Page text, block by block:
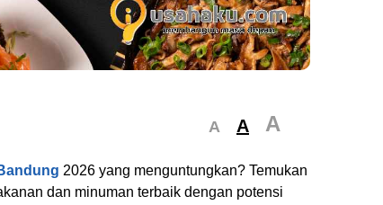
A A A
2026 yang menguntungkan? Temukan
dan minuman terbaik dengan potensi